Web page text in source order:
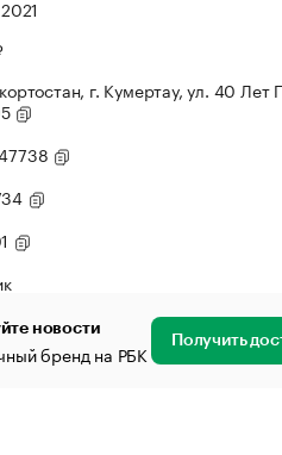
г. Кумертау, ул. 40 Лет
новости
бренд на РБК Получить